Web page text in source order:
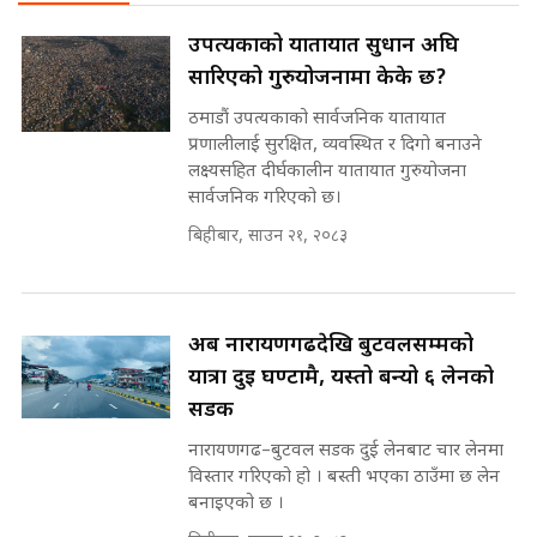
राष्ट्रिय सवालमा ९ दल एकजुट ||
Prachanda, Rabi, Gagan Stand
on the Same Page ||
SIDHAKURA ||
सहकारी पीडितसँग मन्त्री प्रतिभा रावलले
भनिन्–साथ दिनुहोस्, दबाब होइन ||
Sidhakura || Pratibha Rawal
रसुवाकाे भाङ्गे झरना | Bhange
Waterfall of Rasuwa ||
SIDHAKURA ||
कहिले बन्ला चक्रपथ ? विस्तार कार्यमा
SIDHAKURA
पोप्पोको पासोः कमाउने लोभमा घरबार नै
उठिबास | The Dark Side of
'Poppo Live'-SIDHAKURA
INVESTIGATION
मन्त्री आउने बित्तिकै सुरु भएको थियो
SIDHAKURA ||
घुसको डिल गर्ने मन्त्रीकाे राजिनामा,
भूमिसुधार मन्त्रीलाई जोगाइदै ! ||
SIDHAKURA ||
उपत्यकाको यातायात सुधार्न अघि
सारिएको गुरुयोजनामा केके छ?
ठमाडौं उपत्यकाको सार्वजनिक यातायात
प्रणालीलाई सुरक्षित, व्यवस्थित र दिगो बनाउने
लक्ष्यसहित दीर्घकालीन यातायात गुरुयोजना
सार्वजनिक गरिएको छ।
बिहीबार, साउन २१, २०८३
अब नारायणगढदेखि बुटवलसम्मको
यात्रा दुई घण्टामै, यस्तो बन्यो ६ लेनको
सडक
नारायणगढ–बुटवल सडक दुई लेनबाट चार लेनमा
विस्तार गरिएको हो । बस्ती भएका ठाउँमा छ लेन
बनाइएको छ ।